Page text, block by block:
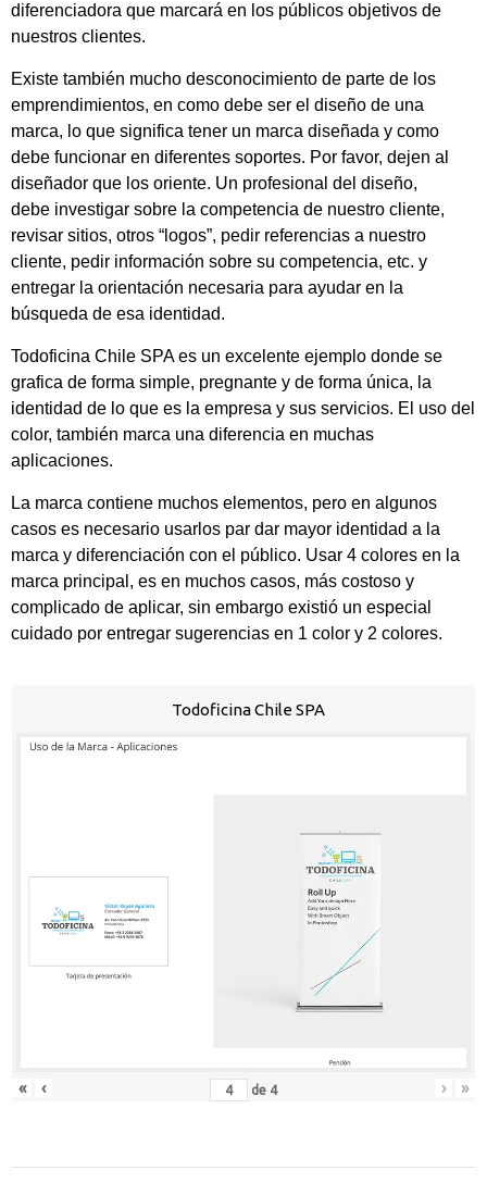
diferenciadora que marcará en los públicos objetivos de
nuestros clientes.
Existe también mucho desconocimiento de parte de los
emprendimientos, en como debe ser el diseño de una
marca, lo que significa tener un marca diseñada y como
debe funcionar en diferentes soportes. Por favor, dejen al
diseñador que los oriente. Un profesional del diseño,
debe investigar sobre la competencia de nuestro cliente,
revisar sitios, otros “logos”, pedir referencias a nuestro
cliente, pedir información sobre su competencia, etc. y
entregar la orientación necesaria para ayudar en la
búsqueda de esa identidad.
Todoficina Chile SPA es un excelente ejemplo donde se
grafica de forma simple, pregnante y de forma única, la
identidad de lo que es la empresa y sus servicios. El uso del
color, también marca una diferencia en muchas
aplicaciones.
La marca contiene muchos elementos, pero en algunos
casos es necesario usarlos par dar mayor identidad a la
marca y diferenciación con el público. Usar 4 colores en la
marca principal, es en muchos casos, más costoso y
complicado de aplicar, sin embargo existió un especial
cuidado por entregar sugerencias en 1 color y 2 colores.
Todoficina Chile SPA
« ‹ de 4 › »